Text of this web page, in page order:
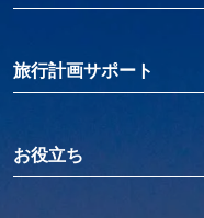
旅行計画サポート
お役立ち